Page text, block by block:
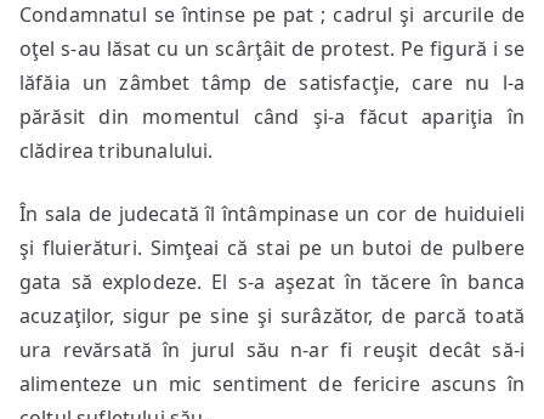
Condamnatul se întinse pe pat ; cadrul şi arcurile de
oţel s-au lăsat cu un scârţâit de protest. Pe figură i se
lăfăia un zâmbet tâmp de satisfacţie, care nu l-a
părăsit din momentul când şi-a făcut apariţia în
clădirea tribunalului.
În sala de judecată îl întâmpinase un cor de huiduieli
şi fluierături. Simţeai că stai pe un butoi de pulbere
gata să explodeze. El s-a aşezat în tăcere în banca
acuzaţilor, sigur pe sine şi surâzător, de parcă toată
ura revărsată în jurul său n-ar fi reuşit decât să-i
alimenteze un mic sentiment de fericire ascuns în